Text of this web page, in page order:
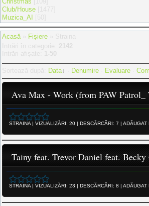
Club/House
Muzica_AI
Acasă» Fişiere
Data Denumire Evaluare
Ava Max - Work (from PAW
STRAINA| VIZUALIZĂRI: 20 | DESCĂRCĂRI: 7 | ADĂUGAT
Tainy feat. Trevor Daniel feat.
STRAINA| VIZUALIZĂRI: 23 | DESCĂRCĂRI: 8 | ADĂUGAT